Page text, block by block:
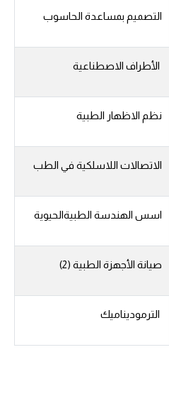
التصميم بمساعدة الحاسوب
الأطراف الاصطناعية
نظم الاظهار الطبية
الاتصالات اللاسلكية في الطب
اسس الهندسة الطبيةالحيوية
صيانة الأجهزة الطبية (2)
الترموديناميك